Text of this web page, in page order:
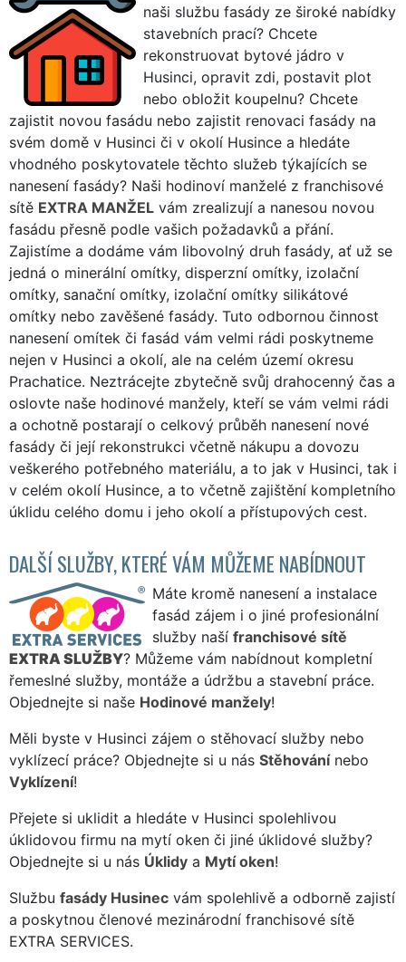
naši službu fasády ze široké nabídky
stavebních prací? Chcete
rekonstruovat bytové jádro v
Husinci, opravit zdi, postavit plot
nebo obložit koupelnu? Chcete
zajistit novou fasádu nebo zajistit renovaci fasády na
svém domě v Husinci či v okolí Husince a hledáte
vhodného poskytovatele těchto služeb týkajících se
nanesení fasády? Naši hodinoví manželé z franchisové
sítě EXTRA MANŽEL vám zrealizují a nanesou novou
fasádu přesně podle vašich požadavků a přání.
Zajistíme a dodáme vám libovolný druh fasády, ať už se
jedná o minerální omítky, disperzní omítky, izolační
omítky, sanační omítky, izolační omítky silikátové
omítky nebo zavěšené fasády. Tuto odbornou činnost
nanesení omítek či fasád vám velmi rádi poskytneme
nejen v Husinci a okolí, ale na celém území okresu
Prachatice. Neztrácejte zbytečně svůj drahocenný čas a
oslovte naše hodinové manžely, kteří se vám velmi rádi
a ochotně postarají o celkový průběh nanesení nové
fasády či její rekonstrukci včetně nákupu a dovozu
veškerého potřebného materiálu, a to jak v Husinci, tak i
v celém okolí Husince, a to včetně zajištění kompletního
úklidu celého domu i jeho okolí a přístupových cest.
DALŠÍ SLUŽBY, KTERÉ VÁM MŮŽEME NABÍDNOUT
Máte kromě nanesení a instalace
fasád zájem i o jiné profesionální
služby naší franchisové sítě
EXTRA SLUŽBY? Můžeme vám nabídnout kompletní
řemeslné služby, montáže a údržbu a stavební práce.
Objednejte si naše Hodinové manžely!
Měli byste v Husinci zájem o stěhovací služby nebo
vyklízecí práce? Objednejte si u nás Stěhovánínebo
Vyklízení!
Přejete si uklidit a hledáte v Husinci spolehlivou
úklidovou firmu na mytí oken či jiné úklidové služby?
Objednejte si u nás Úklidy a Mytí oken!
Službu fasády Husinec vám spolehlivě a odborně zajistí
a poskytnou členové mezinárodní franchisové sítě
EXTRA SERVICES.